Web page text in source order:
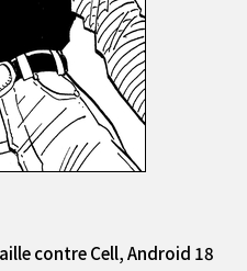
contre Cell, Android 18